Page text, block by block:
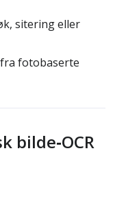
sitering eller
fotobaserte
bilde‑OCR